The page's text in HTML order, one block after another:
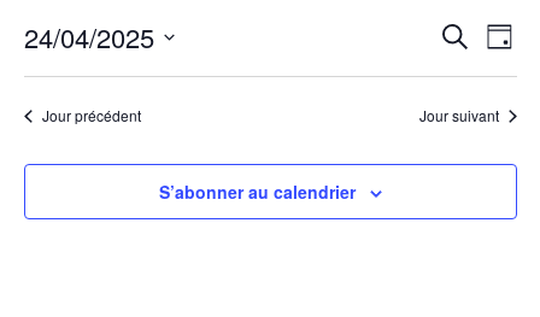
et
de
Recherche
de
Jour
24/04/2025
Sélectionnez
Jour précédent Jour suivant
S’abonner au calendrier